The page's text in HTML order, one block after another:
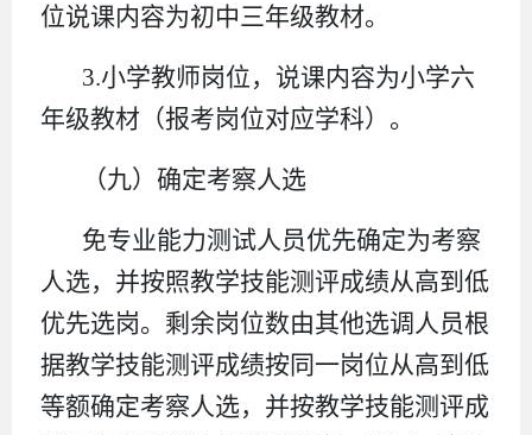
位说课内容为初中三年级教材。
3.小学教师岗位，说课内容为小学六
年级教材（报考岗位对应学科）。
（九）确定考察人选
免专业能力测试人员优先确定为考察
人选，并按照教学技能测评成绩从高到低
优先选岗。剩余岗位数由其他选调人员根
据教学技能测评成绩按同一岗位从高到低
等额确定考察人选，并按教学技能测评成